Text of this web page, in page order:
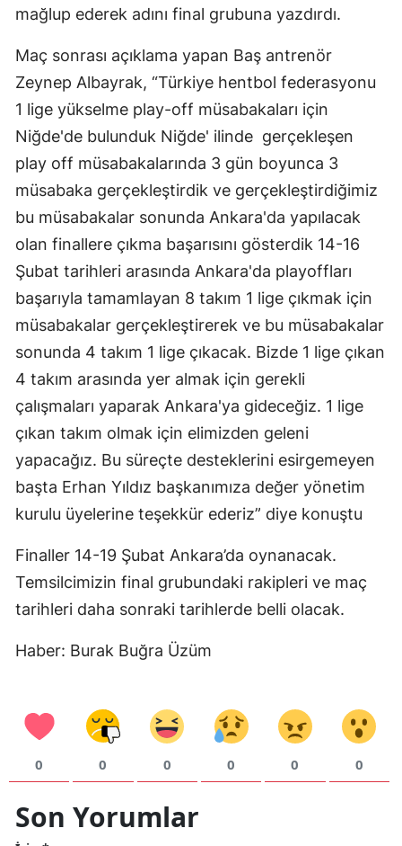
Mersin
İstanbul
İzmir
Kars
Kastamonu
Kayseri
Kırklareli
Kırşehir
Konya
Kütahya
Malatya
Manisa
Kahramanmaraş
Mardin
Niğde
Ordu
mağlup ederek adını final grubuna yazdırdı.
Maç sonrası açıklama yapan Baş antrenör
Zeynep Albayrak, “Türkiye hentbol federasyonu
1 lige yükselme play-off müsabakaları için
Niğde'de bulunduk Niğde' ilinde gerçekleşen
play off müsabakalarında 3 gün boyunca 3
müsabaka gerçekleştirdik ve gerçekleştirdiğimiz
bu müsabakalar sonunda Ankara'da yapılacak
olan finallere çıkma başarısını gösterdik 14-16
Şubat tarihleri arasında Ankara'da playoffları
başarıyla tamamlayan 8 takım 1 lige çıkmak için
müsabakalar gerçekleştirerek ve bu müsabakalar
sonunda 4 takım 1 lige çıkacak. Bizde 1 lige çıkan
4 takım arasında yer almak için gerekli
çalışmaları yaparak Ankara'ya gideceğiz. 1 lige
çıkan takım olmak için elimizden geleni
yapacağız. Bu süreçte desteklerini esirgemeyen
başta Erhan Yıldız başkanımıza değer yönetim
kurulu üyelerine teşekkür ederiz” diye konuştu
Finaller 14-19 Şubat Ankara’da oynanacak.
Temsilcimizin final grubundaki rakipleri ve maç
tarihleri daha sonraki tarihlerde belli olacak.
Haber: Burak Buğra Üzüm
0 0 0 0 0 0
Son Yorumlar